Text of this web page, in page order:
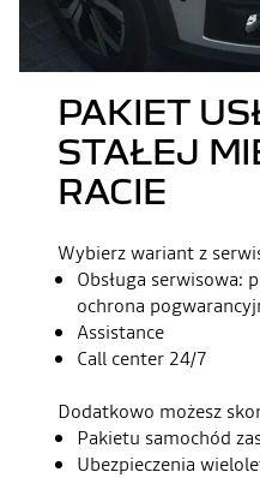
PAKIET
STAŁEJ
RACIE
Wybierz wariant z
Obsługa serwisowa:
ochrona
Assistance
Call center 24/7
Dodatkowo możesz
Pakietu samochód
Ubezpieczenia